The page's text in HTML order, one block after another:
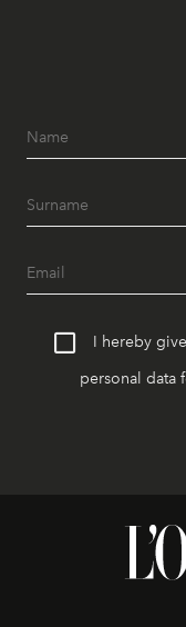
I hereby
personal data